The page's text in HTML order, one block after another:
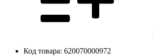
Код товара: 620070000972